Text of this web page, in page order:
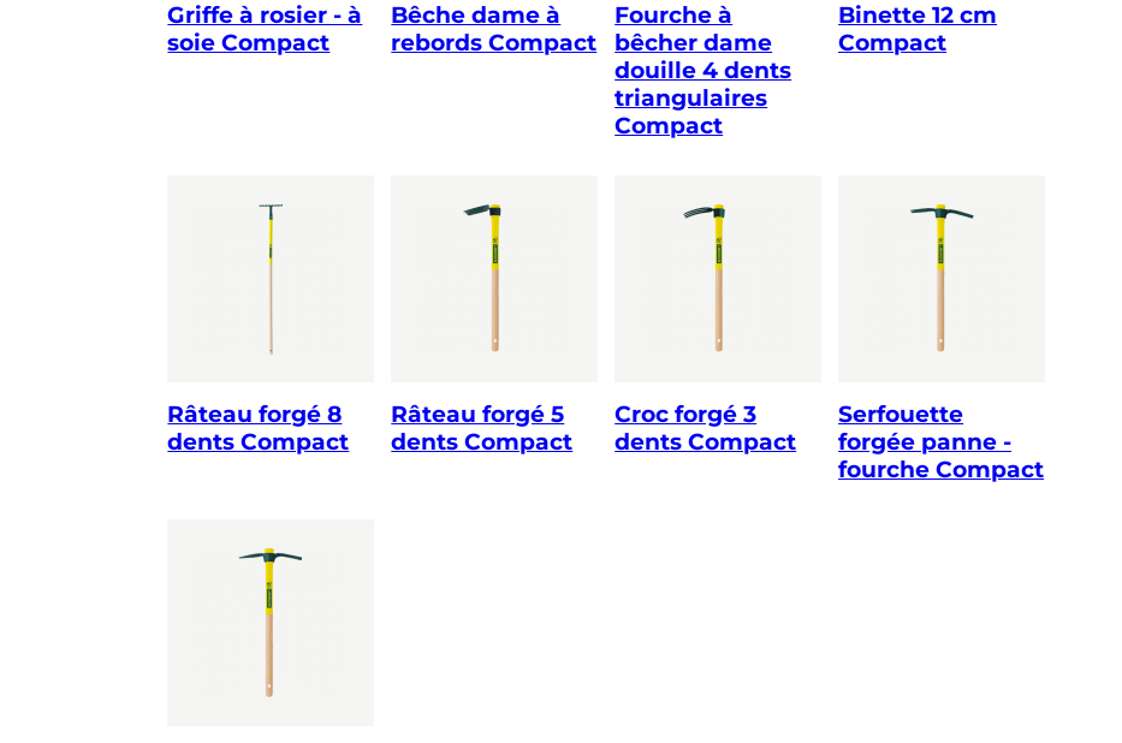
Griffe à rosier - à
soie Compact
Bêche dame à
rebords Compact
Fourche à
bêcher dame
douille 4 dents
triangulaires
Compact
Binette 12 cm
Compact
Râteau forgé 8
dents Compact
Râteau forgé 5
dents Compact
Croc forgé 3
dents Compact
Serfouette
forgée panne -
fourche Compact